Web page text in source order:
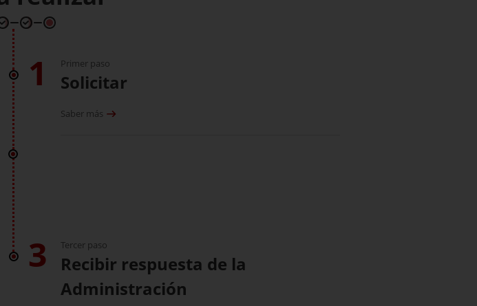
1 Primer paso
Solicitar
Saber más
3 Tercer paso
Recibir respuesta de la
Administración